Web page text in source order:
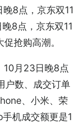
晚8点，京东双11
8点，京东双11
抢购高潮。
10月23日晚8点
户数、成交订单
、小米、荣
机成交额更是1